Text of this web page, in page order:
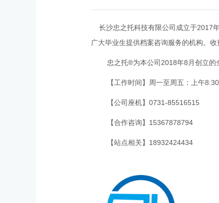
长沙忠之托科技有限公司成立于2017
广大毕业生提供档案咨询服务的机构。
忠之托®为本公司2018年8月创立的
【工作时间】周一至周五：上午
【公司座机】0731-85516515
【合作咨询】15367878794
【站点相关】18932424434